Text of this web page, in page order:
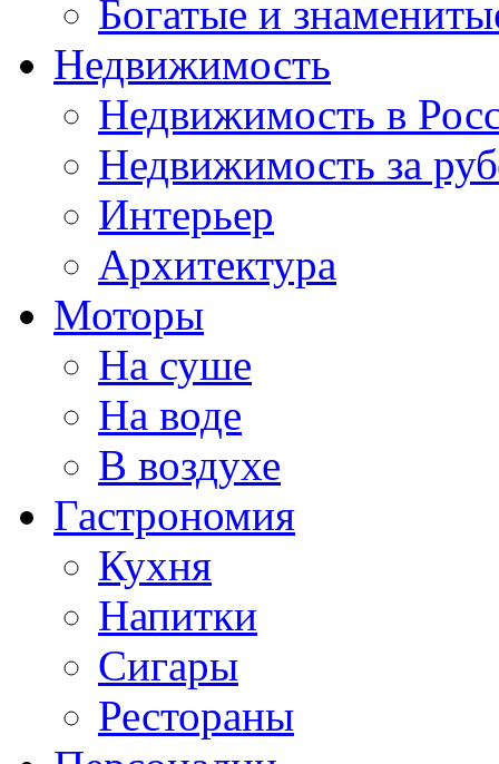
Богатые и
Недвижимость
Недвижимость в
Недвижимость за
Интерьер
Архитектура
Моторы
На суше
На воде
В воздухе
Гастрономия
Кухня
Напитки
Сигары
Рестораны